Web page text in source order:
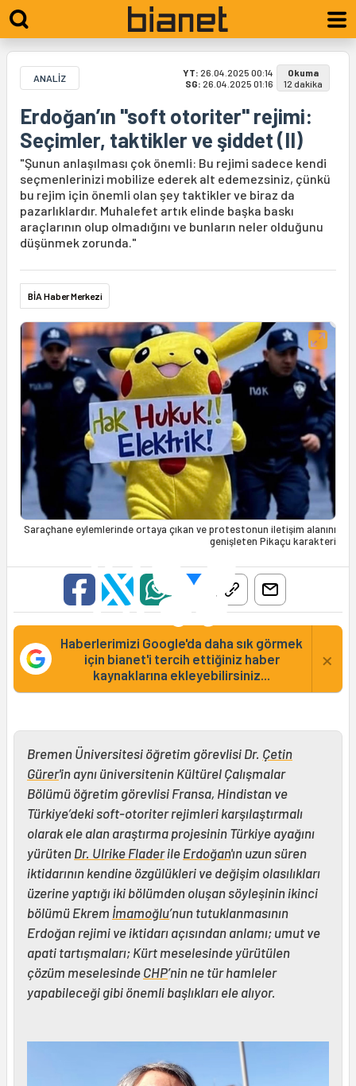
ANALİZ YT: 26.04.2025 00:14
SG: 26.04.2025 01:16
Okuma
12 dakika
Erdoğan’ın "soft otoriter" rejimi:
Seçimler, taktikler ve şiddet (II)
"Şunun anlaşılması çok önemli: Bu rejimi sadece kendi
seçmenlerinizi mobilize ederek alt edemezsiniz, çünkü
bu rejim için önemli olan şey taktikler ve biraz da
pazarlıklardır. Muhalefet artık elinde başka baskı
araçlarının olup olmadığını ve bunların neler olduğunu
düşünmek zorunda."
BİA Haber Merkezi
Saraçhane eylemlerinde ortaya çıkan ve protestonun iletişim alanını
genişleten Pikaçu karakteri
Haberlerimizi Google'da daha sık görmek
için bianet'i tercih ettiğiniz haber
kaynaklarına ekleyebilirsiniz...
×
Bremen Üniversitesi öğretim görevlisi Dr. Çetin
Gürer'in aynı üniversitenin Kültürel Çalışmalar
Bölümü öğretim görevlisi Fransa, Hindistan ve
Türkiye’deki soft-otoriter rejimleri karşılaştırmalı
olarak ele alan araştırma projesinin Türkiye ayağını
yürüten Dr. Ulrike Fladerile Erdoğan'ın uzun süren
iktidarının kendine özgülükleri ve değişim olasılıkları
üzerine yaptığı iki bölümden oluşan söyleşinin ikinci
bölümü Ekrem İmamoğlu’nun tutuklanmasının
Erdoğan rejimi ve iktidarı açısından anlamı; umut ve
apati tartışmaları; Kürt meselesinde yürütülen
çözüm meselesinde CHP’nin ne tür hamleler
yapabileceği gibi önemli başlıkları ele alıyor.